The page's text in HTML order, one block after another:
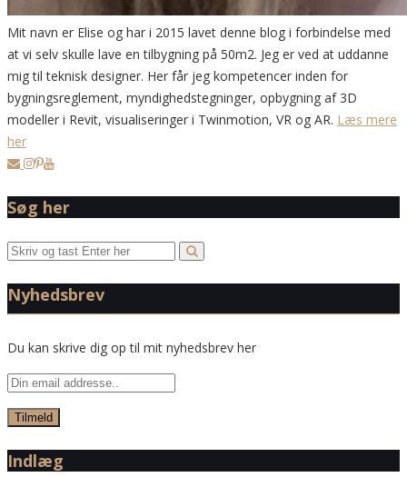
Mit navn er Elise og har i 2015 lavet denne blog i forbindelse med
at vi selv skulle lave en tilbygning på 50m2. Jeg er ved at uddanne
mig til teknisk designer. Her får jeg kompetencer inden for
bygningsreglement, myndighedstegninger, opbygning af 3D
modeller i Revit, visualiseringer i Twinmotion, VR og AR. Læs mere
her
Søg her
Nyhedsbrev
Du kan skrive dig op til mit nyhedsbrev her
Indlæg